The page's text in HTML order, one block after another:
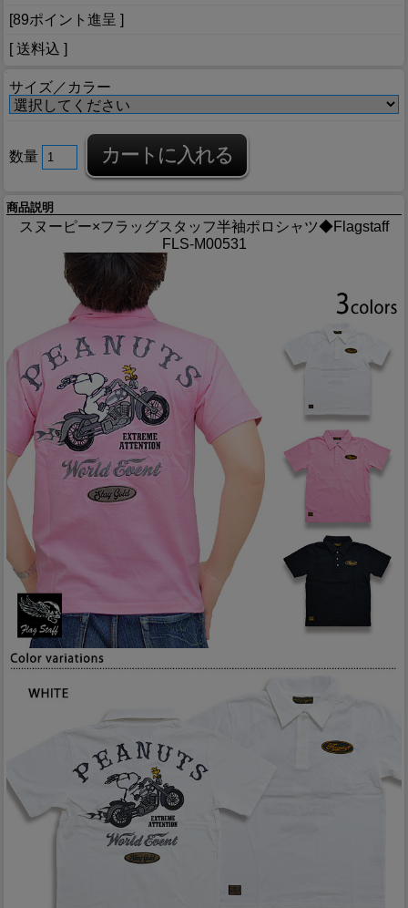
[89ポイント進呈 ]
[ 送料込 ]
サイズ／カラー
数量
商品説明
スヌーピー×フラッグスタッフ半袖ポロシャツ◆Flagstaff
FLS-M00531